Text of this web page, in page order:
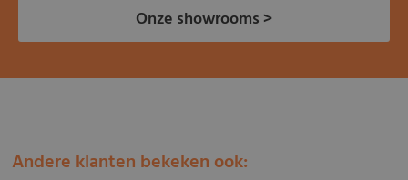
Onze showrooms >
Andere klanten bekeken ook: